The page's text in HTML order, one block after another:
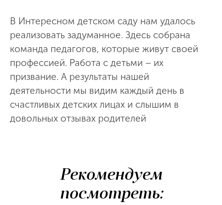
В Интересном детском саду нам удалось
реализовать задуманное. Здесь собрана
команда педагогов, которые живут своей
профессией. Работа с детьми – их
призвание. А результаты нашей
деятельности мы видим каждый день в
счастливых детских лицах и слышим в
довольных отзывах родителей
Рекомендуем
посмотреть: